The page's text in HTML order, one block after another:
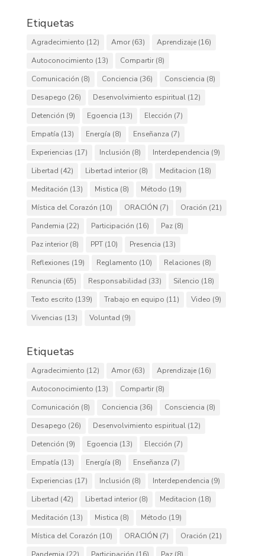
Etiquetas
Agradecimiento (12) Amor(63) Aprendizaje(16)
Autoconocimiento (13) Compartir(8)
Comunicación (8) Conciencia (36) Consciencia (8)
Desapego (26) Desenvolvimiento espiritual(12)
Detención (9) Egoencia (13) Elección (7)
Empatía (13) Energía (8) Enseñanza (7)
Experiencias (17) Inclusión (8) Interdependencia (9)
Libertad (42) Libertad interior(8) Meditacion (18)
Meditación (13) Mistica (8) Método (19)
Mística del Corazón (10) ORACIÓN (7) Oración (21)
Pandemia (22) Participación (16) Paz(8)
Paz interior(8) PPT(10) Presencia (13)
Reflexiones (19) Reglamento (10) Relaciones (8)
Renuncia (65) Responsabilidad (33) Silencio (18)
Texto escrito (139) Trabajo en equipo (11) Video (9)
Vivencias (13) Voluntad (9)
Etiquetas
Agradecimiento (12) Amor(63) Aprendizaje(16)
Autoconocimiento (13) Compartir(8)
Comunicación (8) Conciencia (36) Consciencia (8)
Desapego (26) Desenvolvimiento espiritual(12)
Detención (9) Egoencia (13) Elección (7)
Empatía (13) Energía (8) Enseñanza (7)
Experiencias (17) Inclusión (8) Interdependencia (9)
Libertad (42) Libertad interior(8) Meditacion (18)
Meditación (13) Mistica (8) Método (19)
Mística del Corazón (10) ORACIÓN (7) Oración (21)